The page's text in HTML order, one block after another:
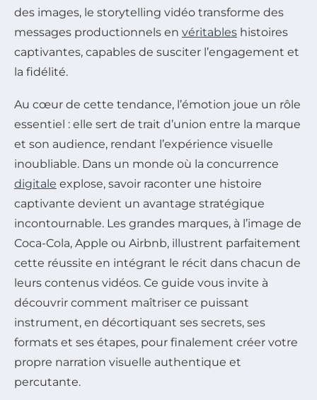
des images, le storytelling vidéo transforme des
messages productionnels en véritables histoires
captivantes, capables de susciter l’engagement et
la fidélité.
Au cœur de cette tendance, l’émotion joue un rôle
essentiel : elle sert de trait d’union entre la marque
et son audience, rendant l’expérience visuelle
inoubliable. Dans un monde où la concurrence
digitale explose, savoir raconter une histoire
captivante devient un avantage stratégique
incontournable. Les grandes marques, à l’image de
Coca-Cola, Apple ou Airbnb, illustrent parfaitement
cette réussite en intégrant le récit dans chacun de
leurs contenus vidéos. Ce guide vous invite à
découvrir comment maîtriser ce puissant
instrument, en décortiquant ses secrets, ses
formats et ses étapes, pour finalement créer votre
propre narration visuelle authentique et
percutante.